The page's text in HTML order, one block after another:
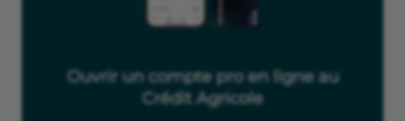
Ouvrir un compte pro en ligne au
Crédit Agricole